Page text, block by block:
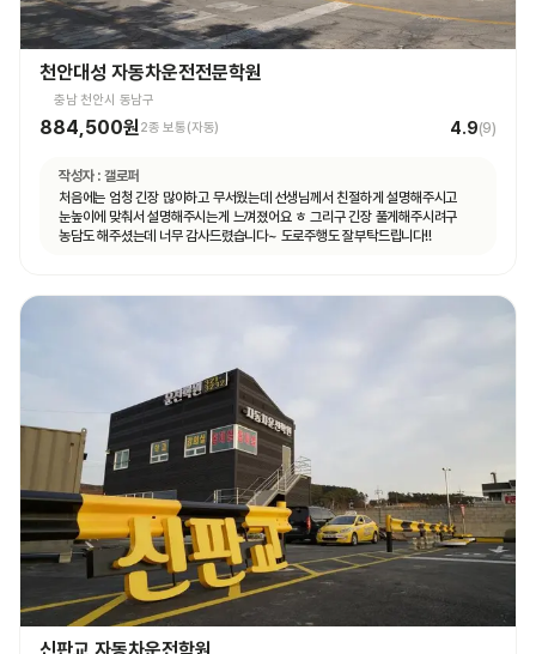
천안대성 자동차운전전문학원
충남 천안시 동남구
884,500원2종 보통(자동) 4.9(9)
작성자 : 갤로퍼
처음에는 엄청 긴장 많이하고 무서웠는데 선생님께서 친절하게 설명해주시고
눈높이에 맞춰서 설명해주시는게 느껴졌어요 ㅎ 그리구 긴장 풀게해주시려구
농담도 해주셨는데 너무 감사드렸습니다~ 도로주행도 잘부탁드립니다!!